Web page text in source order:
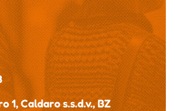
1, Caldaro s.s.d.v., BZ